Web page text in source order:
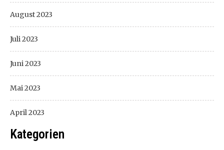
August 2023
Juli 2023
Juni 2023
Mai 2023
April 2023
Kategorien